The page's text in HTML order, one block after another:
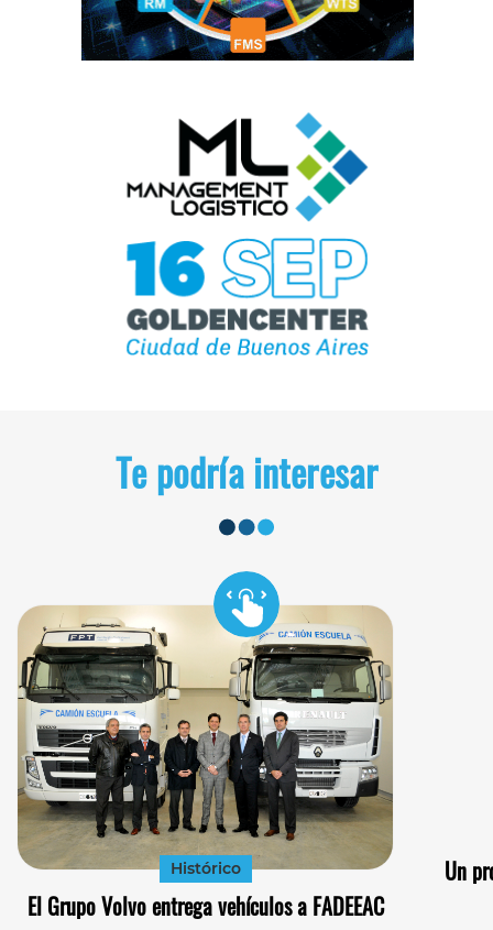
Te podría interesar
Histórico
El Grupo Volvo entrega vehículos a FADEEAC
Un